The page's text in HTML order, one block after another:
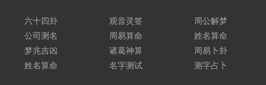
六十四卦
公司测名
梦兆吉凶
姓名算命
观音灵签
周易算命
诸葛神算
名字测试
周公解梦
姓名算命
周易卜卦
测字占卜